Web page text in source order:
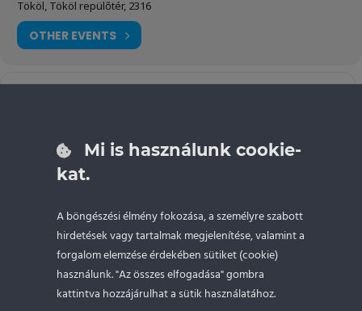
Tököl, Tököl repülőtér, 2316
OTHER EVENTS
Mi is használunk cookie-
kat.
A böngészési élmény fokozása, a személyre szabott
hirdetések vagy tartalmak megjelenítése, valamint a
forgalom elemzése érdekében sütiket (cookie)
használunk. "Az összes elfogadása" gombra
kattintva hozzájárulhat a sütik használatához.